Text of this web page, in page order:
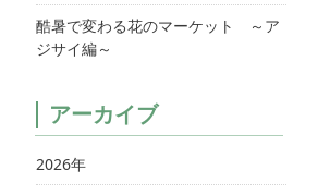
酷暑で変わる花のマーケット ～ア
ジサイ編～
アーカイブ
2026年